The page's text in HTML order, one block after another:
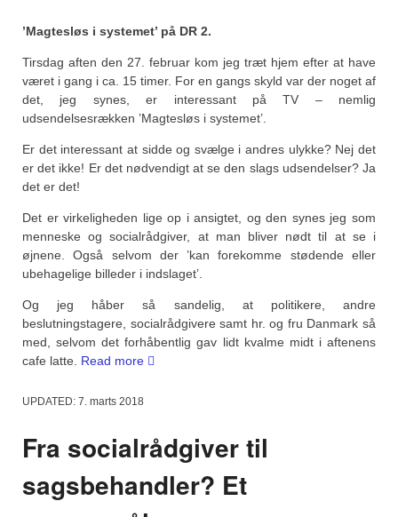
’Magtesløs i systemet’ på DR 2.
Tirsdag aften den 27. februar kom jeg træt hjem efter at have
været i gang i ca. 15 timer. For en gangs skyld var der noget af
det, jeg synes, er interessant på TV – nemlig
udsendelsesrækken ’Magtesløs i systemet’.
Er det interessant at sidde og svælge i andres ulykke? Nej det
er det ikke! Er det nødvendigt at se den slags udsendelser? Ja
det er det!
Det er virkeligheden lige op i ansigtet, og den synes jeg som
menneske og socialrådgiver, at man bliver nødt til at se i
øjnene. Også selvom der ’kan forekomme stødende eller
ubehagelige billeder i indslaget’.
Og jeg håber så sandelig, at politikere, andre
beslutningstagere, socialrådgivere samt hr. og fru Danmark så
med, selvom det forhåbentlig gav lidt kvalme midt i aftenens
cafe latte. Read more “Rørt,
UPDATED: 7. marts 2018
Fra socialrådgiver til
sagsbehandler? Et